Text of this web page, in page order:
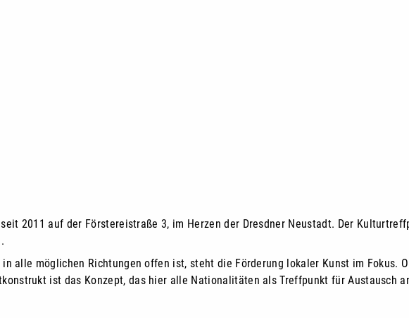
2011 auf der Förstereistraße 3, im Herzen der Dresdner Neustadt. Der
alle möglichen Richtungen offen ist, steht die Förderung lokaler Kunst im Fokus.
ist das Konzept, das hier alle Nationalitäten als Treffpunkt für Austausch